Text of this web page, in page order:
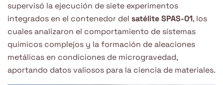
supervisó la ejecución de siete experimentos
integrados en el contenedor del satélite SPAS-01, los
cuales analizaron el comportamiento de sistemas
químicos complejos y la formación de aleaciones
metálicas en condiciones de microgravedad,
aportando datos valiosos para la ciencia de materiales.